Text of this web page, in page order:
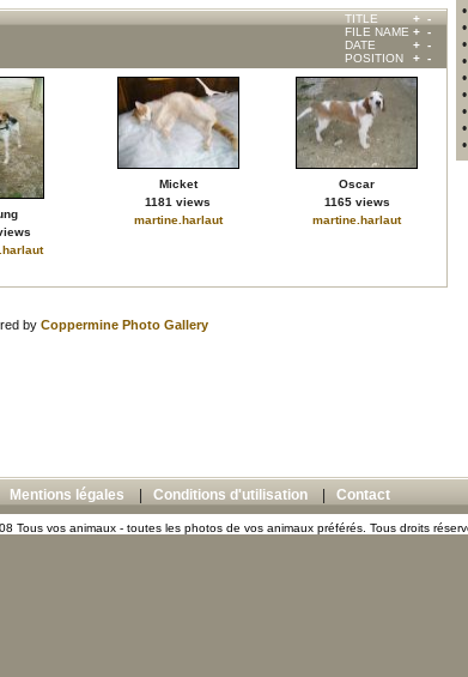
TITLE + -
FILE NAME + -
DATE
+ -
POSITION
+ -
Micket
1181 views
martine.harlaut
Oscar
1165 views
martine.harlaut
by Coppermine Photo Gallery
•
•
•
•
Mentions légales Conditions d'utilisation Contact
Tous vos animaux - toutes les photos de vos animaux préférés. Tous droits